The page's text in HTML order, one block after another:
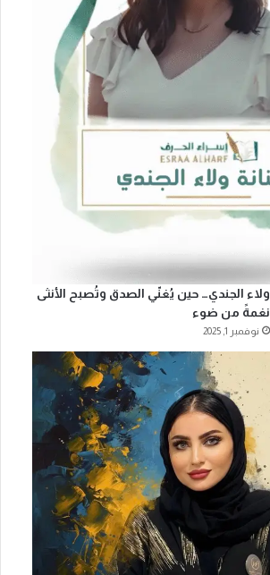
ولاء الجندي… حين يُغنّي الصدق وتُصبح الأنثى
نغمةً من ضوء
نوفمبر 1, 2025